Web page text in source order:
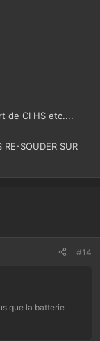
de CI HS etc....
SOUDER SUR
#14
que la batterie